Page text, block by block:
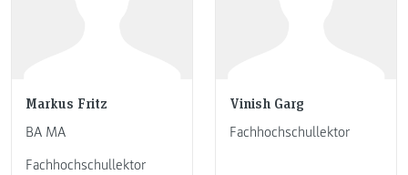
Markus Fritz
BA MA
Fachhochschullektor
Vinish Garg
Fachhochschullektor